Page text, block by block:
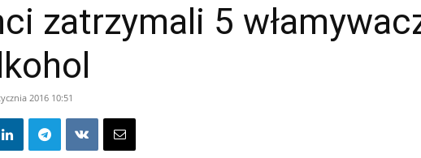
zatrzymali 5
2016 10:51